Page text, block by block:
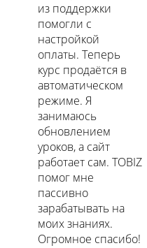
из поддержки
помогли с
настройкой
оплаты. Теперь
курс продаётся в
автоматическом
режиме. Я
занимаюсь
обновлением
уроков, а сайт
работает сам. TOBIZ
помог мне
пассивно
зарабатывать на
моих знаниях.
Огромное спасибо!